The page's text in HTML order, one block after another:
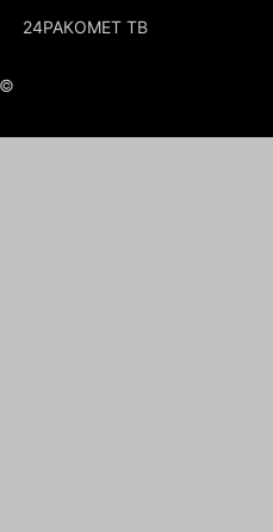
24РАКОМЕТ ТВ
©